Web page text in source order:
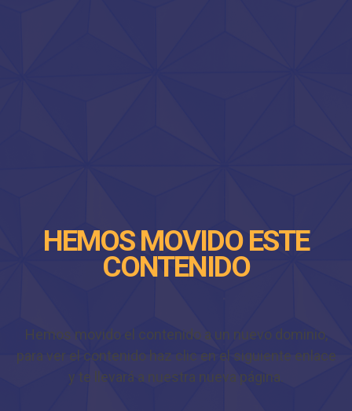
HEMOS MOVIDO ESTE
CONTENIDO
Hemos movido el contenido a un nuevo dominio,
para ver el contenido haz clic en el siguiente enlace
y te llevará a nuestra nueva página.